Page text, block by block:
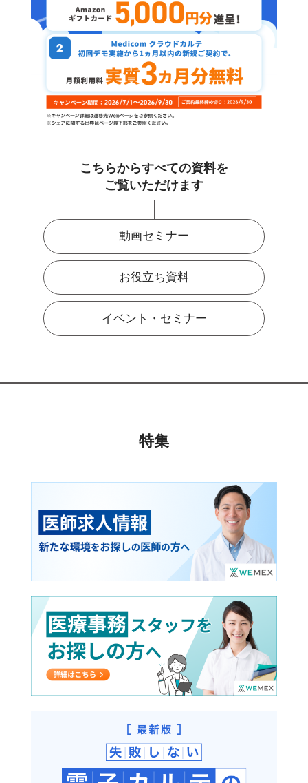
こちらからすべての資料を
ご覧いただけます
動画セミナー
お役立ち資料
イベント・セミナー
特集